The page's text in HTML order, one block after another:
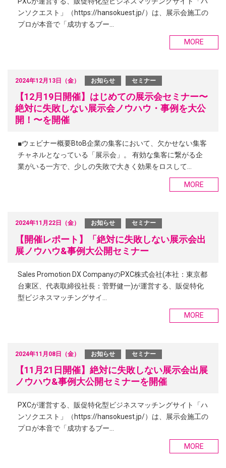
ンソクエスト」（https://hansokuest.jp/）は、展示会施工の
プロが本音で「成功するブー…
MORE
2024年12月13日（金） お知らせ セミナー
【12月19日開催】はじめての展示会セミナー〜
絶対に失敗しない展示会ノウハウ・事例を大公
開！〜を開催
■ウェビナー概要BtoB企業の集客において、欠かせない集客
チャネルとなっている「展示会」。 有効な集客に繋がる企
業がいる一方で、少しの失敗で大きく効果をロスして…
MORE
2024年11月22日（金） お知らせ セミナー
【開催レポート】「絶対に失敗しない展示会出
展ノウハウ&事例大公開セミナー
Sales Promotion DX CompanyのPXC株式会社(本社：東京都
台東区、代表取締役社長：菅野健一)が運営する、販促特化
型ビジネスマッチングサイ…
MORE
2024年11月08日（金） お知らせ セミナー
【11月21日開催】絶対に失敗しない展示会出展
ノウハウ&事例大公開セミナーを開催
PXCが運営する、販促特化型ビジネスマッチングサイト「ハ
ンソクエスト」（https://hansokuest.jp/）は、展示会施工の
プロが本音で「成功するブー…
MORE